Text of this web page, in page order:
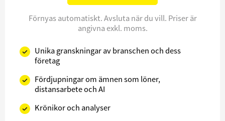
Förnyas automatiskt. Avsluta när du vill. Priser är
angivna exkl. moms.
Unika granskningar av branschen och dess
företag
Fördjupningar om ämnen som löner,
distansarbete och AI
Krönikor och analyser